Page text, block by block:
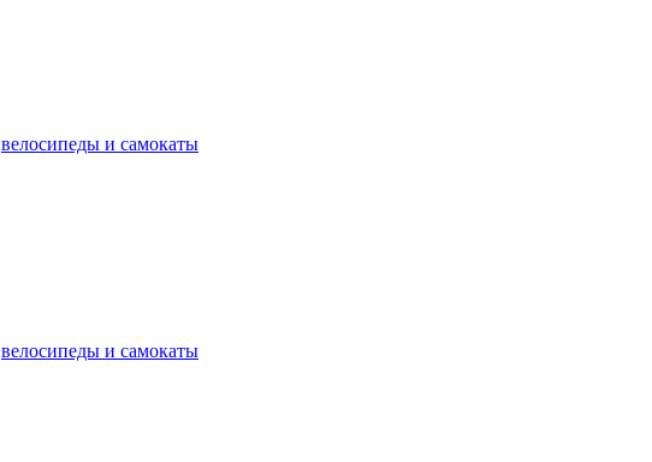
велосипеды и самокаты
велосипеды и самокаты